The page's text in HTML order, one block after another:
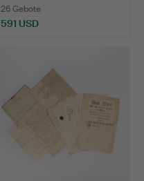
26 Gebote
591 USD